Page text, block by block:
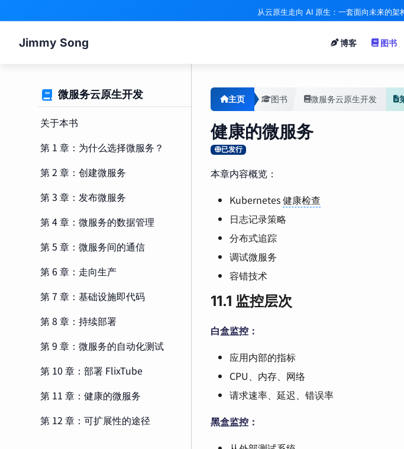
从云原生走向 AI 原生：一套面向未来的架
Jimmy Song 博客 图书
微服务云原生开发
关于本书
第 1 章：为什么选择微服务？
第 2 章：创建微服务
第 3 章：发布微服务
第 4 章：微服务的数据管理
第 5 章：微服务间的通信
第 6 章：走向生产
第 7 章：基础设施即代码
第 8 章：持续部署
第 9 章：微服务的自动化测试
第 10 章：部署 FlixTube
第 11 章：健康的微服务
第 12 章：可扩展性的途径
主页 图书 微服务云原生开发
健康的微服务
已发行
本章内容概览：
Kubernetes健康检查
日志记录策略
分布式追踪
调试微服务
容错技术
11.1 监控层次
白盒监控：
应用内部的指标
CPU、内存、网络
请求速率、延迟、错误率
黑盒监控：